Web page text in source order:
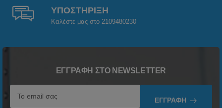
ΥΠΟΣΤΗΡΙΞΗ
Καλέστε μας στο 2109480230
ΕΓΓΡΑΦΉ ΣΤΟ NEWSLETTER
ΕΓΓΡΑΦΉ